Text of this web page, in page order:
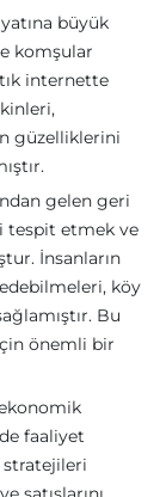
büyük
komşular
internette
güzelliklerini
gelen geri
tespit etmek ve
İnsanların
köy
Bu
önemli bir
faaliyet